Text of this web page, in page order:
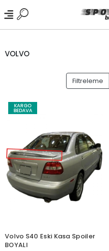
VOLVO
Filtreleme
KARGO
BEDAVA
Volvo S40 Eski Kasa Spoiler
BOYALI